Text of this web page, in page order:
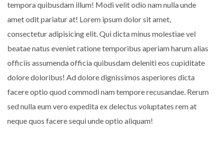
tempora quibusdam illum! Modi velit odio nam nulla unde
amet odit pariatur at! Lorem ipsum dolor sit amet,
consectetur adipisicing elit. Qui dicta minus molestiae vel
beatae natus eveniet ratione temporibus aperiam harum alias
officiis assumenda officia quibusdam deleniti eos cupiditate
dolore doloribus! Ad dolore dignissimos asperiores dicta
facere optio quod commodi nam tempore recusandae. Rerum
sed nulla eum vero expedita ex delectus voluptates rem at
neque quos facere sequi unde optio aliquam!